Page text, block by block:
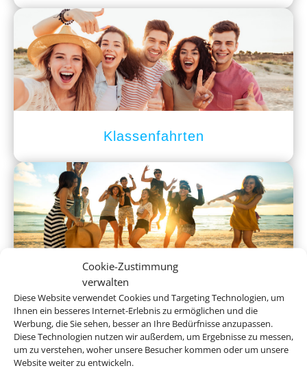
Cookie-Zustimmung
verwalten
Diese Website verwendet Cookies und Targeting Technologien, um
Ihnen ein besseres Internet-Erlebnis zu ermöglichen und die
Werbung, die Sie sehen, besser an Ihre Bedürfnisse anzupassen.
Diese Technologien nutzen wir außerdem, um Ergebnisse zu messen,
um zu verstehen, woher unsere Besucher kommen oder um unsere
Website weiter zu entwickeln.
Klassenfahrten
Gruppenreisen
Empfehlungen für Ihre Reise